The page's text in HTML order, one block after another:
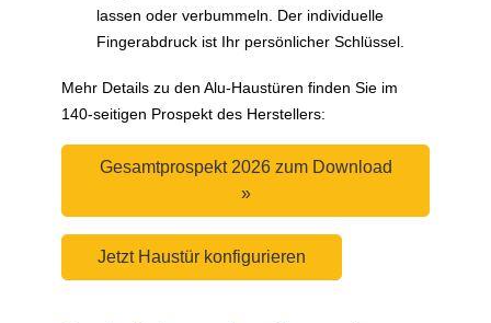
lassen oder verbummeln. Der individuelle
Fingerabdruck ist Ihr persönlicher Schlüssel.
Mehr Details zu den Alu-Haustüren finden Sie im
140-seitigen Prospekt des Herstellers:
Gesamtprospekt 2026 zum Download
»
Jetzt Haustür konfigurieren